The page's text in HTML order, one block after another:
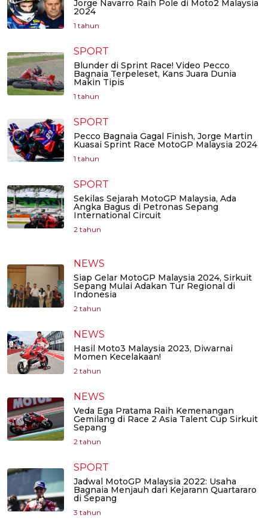
Jorge Navarro Raih Pole di Moto2 Malaysia
2024
1 tahun
SPORT
Blunder di Sprint Race! Video Pecco
Bagnaia Terpeleset, Kans Juara Dunia
Makin Tipis
1 tahun
SPORT
Pecco Bagnaia Gagal Finish, Jorge Martin
Kuasai Sprint Race MotoGP Malaysia 2024
1 tahun
SPORT
Sekilas Sejarah MotoGP Malaysia, Ada
Angka Bagus di Petronas Sepang
International Circuit
2 tahun
NEWS
Siap Gelar MotoGP Malaysia 2024, Sirkuit
Sepang Mulai Adakan Tur Regional di
Indonesia
2 tahun
NEWS
Hasil Moto3 Malaysia 2023, Diwarnai
Momen Kecelakaan!
2 tahun
NEWS
Veda Ega Pratama Raih Kemenangan
Gemilang di Race 2 Asia Talent Cup Sirkuit
Sepang
2 tahun
SPORT
Jadwal MotoGP Malaysia 2022: Usaha
Bagnaia Menjauh dari Kejarann Quartararo
di Sepang
3 tahun